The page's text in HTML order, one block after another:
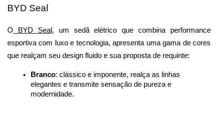
BYD Seal
O BYD Seal , um sedã elétrico que combina performance
esportiva com luxo e tecnologia, apresenta uma gama de cores
que realçam seu design fluido e sua proposta de requinte:
Branco: clássico e imponente, realça as linhas
elegantes e transmite sensação de pureza e
modernidade.